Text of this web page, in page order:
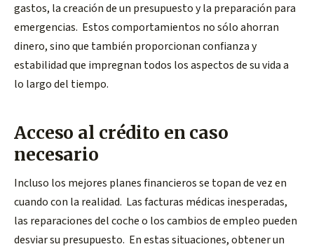
gastos, la creación de un presupuesto y la preparación para
emergencias. Estos comportamientos no sólo ahorran
dinero, sino que también proporcionan confianza y
estabilidad que impregnan todos los aspectos de su vida a
lo largo del tiempo.
Acceso al crédito en caso
necesario
Incluso los mejores planes financieros se topan de vez en
cuando con la realidad. Las facturas médicas inesperadas,
las reparaciones del coche o los cambios de empleo pueden
desviar su presupuesto. En estas situaciones, obtener un